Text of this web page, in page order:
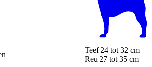
Teef 24 tot 32 cm
Reu 27 tot 35 cm